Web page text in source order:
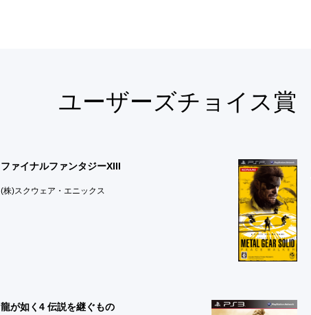
ユーザーズチョイス賞
ファイナルファンタジーXIII
(株)スクウェア・エニックス
龍が如く4 伝説を継ぐもの